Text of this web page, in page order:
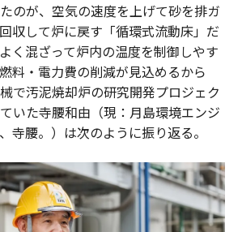
のが、空気の速度を上げて砂を排ガ
収して炉に戻す「循環式流動床」だ
く混ざって炉内の温度を制御しやす
料・電力費の削減が見込めるから
で汚泥焼却炉の研究開発プロジェク
いた寺腰和由（現：月島環境エンジ
寺腰。）は次のように振り返る。